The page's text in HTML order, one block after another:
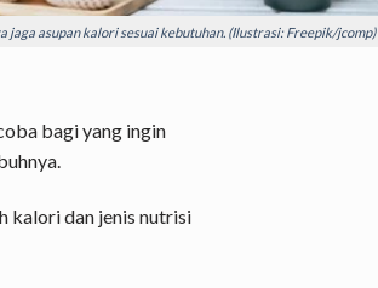
jaga asupan kalori sesuai kebutuhan. (Ilustrasi: Freepik/jcomp)
bagi yang ingin
kalori dan jenis nutrisi